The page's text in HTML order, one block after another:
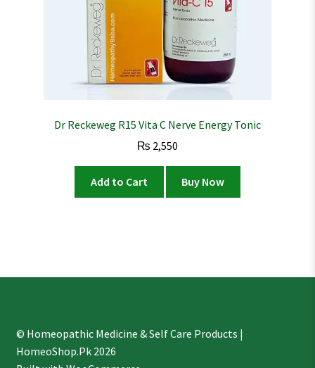
Dr Reckeweg R15 Vita C Nerve Energy Tonic
₨ 2,550
Add to Cart Buy Now
© Homeopathic Medicine & Self Care Products |
HomeoShop.Pk 2026